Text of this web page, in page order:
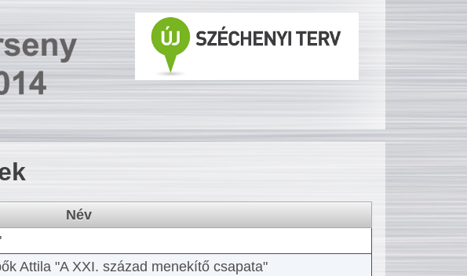
Név
Attila "A XXI. század menekítő csapata"